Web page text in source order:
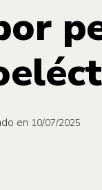
en 10/07/2025